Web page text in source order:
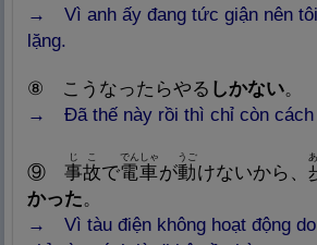
→ Vì anh ấy đang tức giận nên tôi
lặng.
⑧ こうなったらやる しかない。
→ Đã thế này rồi thì chỉ còn cách
⑨ 事故
じこ
で電車
でんしゃ
が動
うご
けないから、
かった。
→ Vì tàu điện không hoạt động